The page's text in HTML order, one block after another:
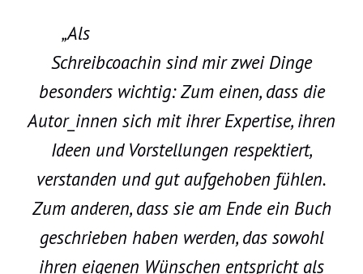
„Als
Schreibcoachin sind mir zwei Dinge
besonders wichtig: Zum einen, dass die
Autor_innen sich mit ihrer Expertise, ihren
Ideen und Vorstellungen respektiert,
verstanden und gut aufgehoben fühlen.
Zum anderen, dass sie am Ende ein Buch
geschrieben haben werden, das sowohl
ihren eigenen Wünschen entspricht als